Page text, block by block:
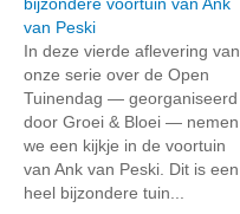
van Peski
In deze vierde aflevering van
onze serie over de Open
Tuinendag — georganiseerd
door Groei & Bloei — nemen
we een kijkje in de voortuin
van Ank van Peski. Dit is een
heel bijzondere tuin...